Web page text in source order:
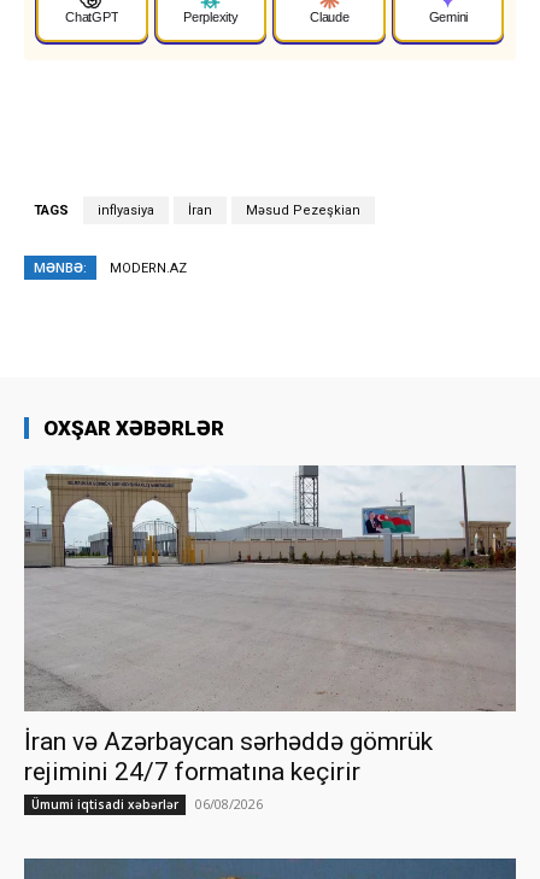
ChatGPT Perplexity Claude Gemini
TAGS inflyasiya İran Məsud Pezeşkian
MƏNBƏ: MODERN.AZ
OXŞAR XƏBƏRLƏR
İran və Azərbaycan sərhəddə gömrük
rejimini 24/7 formatına keçirir
Ümumi iqtisadi xəbərlər 06/08/2026